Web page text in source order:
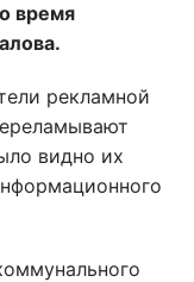
время
рекламной
видно их